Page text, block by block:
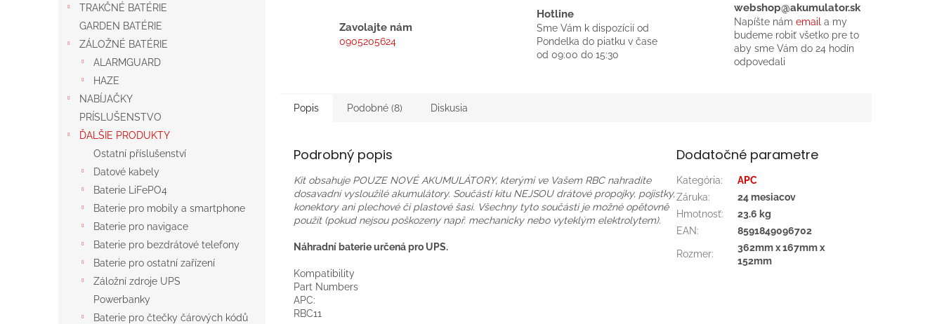
TRAKČNÉ BATÉRIE
GARDEN BATÉRIE
ZÁLOŽNÉ BATÉRIE
ALARMGUARD
HAZE
NABÍJAČKY
PRÍSLUŠENSTVO
ĎALŠIE PRODUKTY
Ostatní příslušenství
Datové kabely
Baterie LiFePO4
Baterie pro mobily a smartphone
Baterie pro navigace
Baterie pro bezdrátové telefony
Baterie pro ostatní zařízení
Záložní zdroje UPS
Powerbanky
Baterie pro čtečky čárových kódů
Zavolajte nám
0905205624
Hotline
Sme Vám k dispozícií od
Pondelka do piatku v čase
od 09:00 do 15:30
webshop@akumulator.sk
Napíšte nám email a my
budeme robiť všetko pre to
aby sme Vám do 24 hodín
odpovedali
Popis Podobné (8) Diskusia
Podrobný popis
Kit obsahuje POUZE NOVÉ AKUMULÁTORY, kterými ve Vašem RBC nahradíte
dosavadní vysloužilé akumulátory. Součástí kitu NEJSOU drátové propojky, pojistky,
konektory ani plechové či plastové šasi. Všechny tyto součásti je možné opětovně
použít (pokud nejsou poškozeny např. mechanicky nebo vyteklým elektrolytem).
Náhradní baterie určená pro UPS.
Kompatibility
Part Numbers
APC:
RBC11
Dodatočné parametre
Kategória:
APC
Záruka:
24 mesiacov
Hmotnosť:
23.6 kg
EAN: 8591849096702
Rozmer:
362mm x 167mm x
152mm